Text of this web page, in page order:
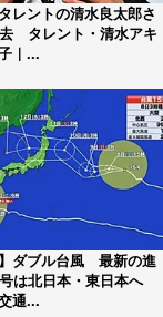
レントの清水良太郎さ
タレント・清水アキ
｜...
】ダブル台風 最新の進
は北日本・東日本へ
通...